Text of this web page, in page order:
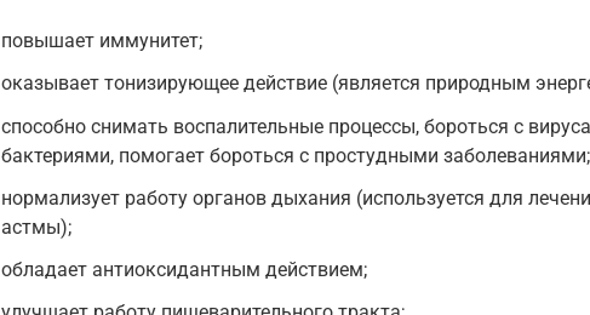
повышает иммунитет;
оказывает тонизирующее действие (является природным
способно снимать воспалительные процессы, бороться с
бактериями, помогает бороться с простудными заболеваниями;
нормализует работу органов дыхания (используется для
астмы);
обладает антиоксидантным действием;